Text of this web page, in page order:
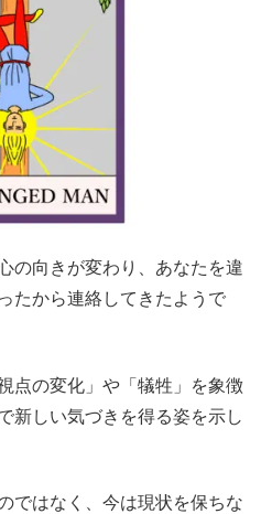
の向きが変わり、あなたを違
たから連絡してきたようで
点の変化」や「犠牲」を象徴
新しい気づきを得る姿を示し
ではなく、今は現状を保ちな